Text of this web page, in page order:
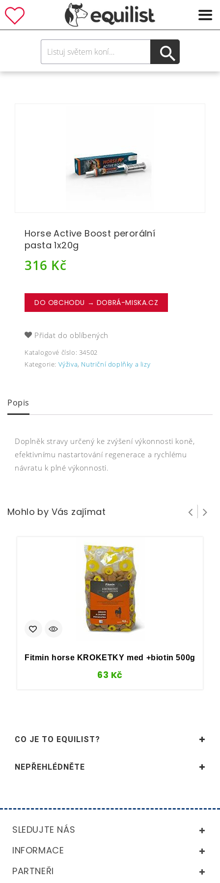
Horse Active Boost perorální
pasta 1x20g
316 Kč
DO OBCHODU → DOBRÁ-MISKA.CZ
Přidat do oblíbených
Katalogové číslo: 34502
Kategorie: Výživa, Nutriční doplňky a lizy
Popis
Doplněk stravy určený ke zvýšení výkonnosti koně,
efektivnímu nastartování regenerace a rychlému
návratu k plné výkonnosti.
Mohlo by Vás zajímat
Fitmin horse KROKETKY med +biotin 500g
63 Kč
CO JE TO EQUILIST?
NEPŘEHLÉDNĚTE
SLEDUJTE NÁS
INFORMACE
PARTNEŘI